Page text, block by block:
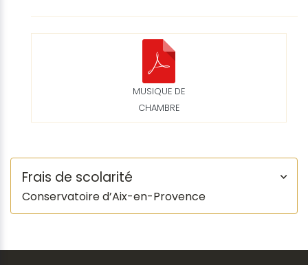
MUSIQUE DE
CHAMBRE
Frais de scolarité
Conservatoire d’Aix-en-Provence